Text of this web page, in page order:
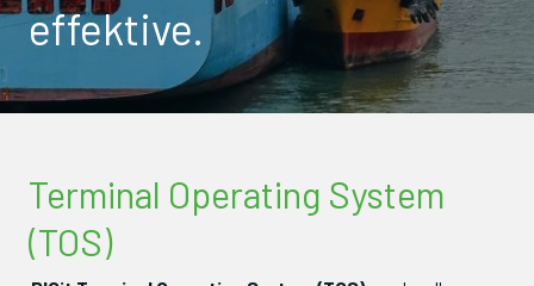
effektive.
Terminal Operating System
(TOS)